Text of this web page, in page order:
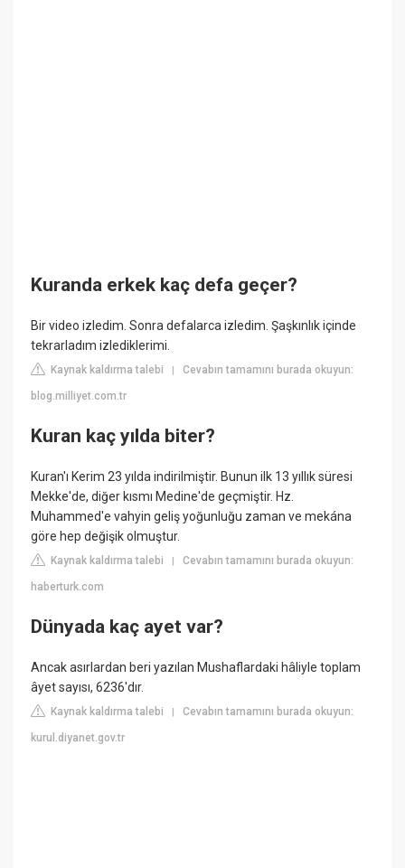
Kuranda erkek kaç defa geçer?
Bir video izledim. Sonra defalarca izledim. Şaşkınlık içinde
tekrarladım izlediklerimi.
Kaynak kaldırma talebi |Cevabın tamamını burada okuyun:
blog.milliyet.com.tr
Kuran kaç yılda biter?
Kuran'ı Kerim 23 yılda indirilmiştir. Bunun ilk 13 yıllık süresi
Mekke'de, diğer kısmı Medine'de geçmiştir. Hz.
Muhammed'e vahyin geliş yoğunluğu zaman ve mekána
göre hep değişik olmuştur.
Kaynak kaldırma talebi |Cevabın tamamını burada okuyun:
haberturk.com
Dünyada kaç ayet var?
Ancak asırlardan beri yazılan Mushaflardaki hâliyle toplam
âyet sayısı, 6236'dır.
Kaynak kaldırma talebi |Cevabın tamamını burada okuyun:
kurul.diyanet.gov.tr